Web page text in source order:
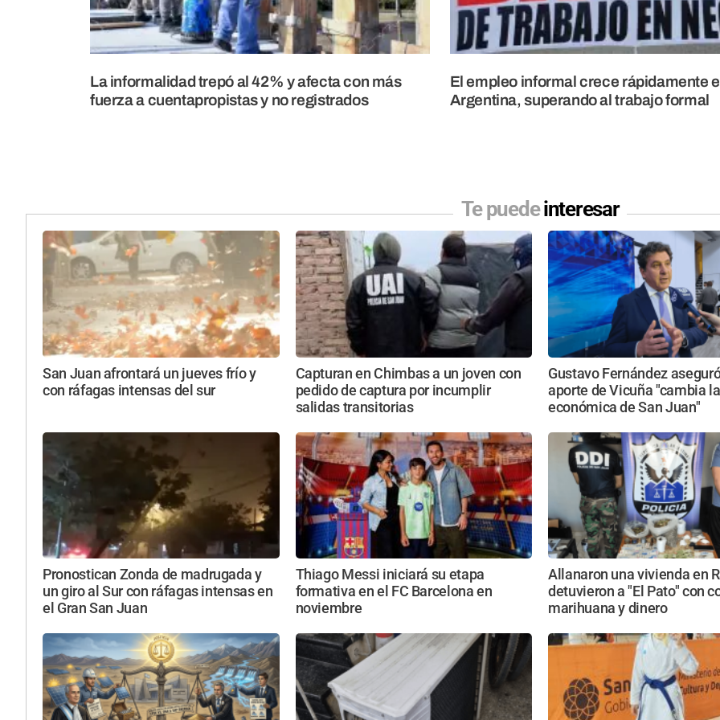
La informalidad trepó al 42% y afecta con más
fuerza a cuentapropistas y no registrados
El empleo informal crece rápidamente
Argentina, superando al trabajo formal
Te puedeinteresar
San Juan afrontará un jueves frío y
con ráfagas intensas del sur
Capturan en Chimbas a un joven con
pedido de captura por incumplir
salidas transitorias
Gustavo Fernández
aporte de Vicuña "cambia
económica de San Juan"
Pronostican Zonda de madrugada y
un giro al Sur con ráfagas intensas en
el Gran San Juan
Thiago Messi iniciará su etapa
formativa en el FC Barcelona en
noviembre
Allanaron una vivienda en
detuvieron a "El Pato" con
marihuana y dinero